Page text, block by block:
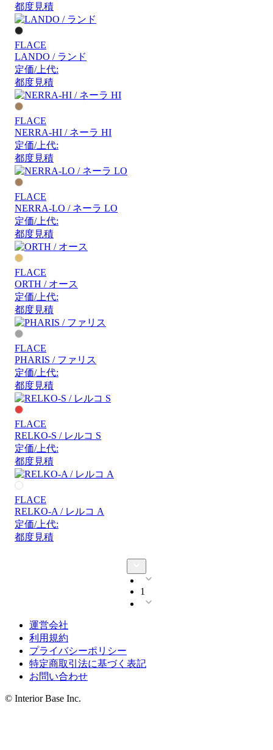
都度見積
FLACE
LANDO / ランド
定価/上代:
都度見積
FLACE
NERRA-HI / ネーラ HI
定価/上代:
都度見積
FLACE
NERRA-LO / ネーラ LO
定価/上代:
都度見積
FLACE
ORTH / オース
定価/上代:
都度見積
FLACE
PHARIS / ファリス
定価/上代:
都度見積
FLACE
RELKO-S / レルコ S
定価/上代:
都度見積
FLACE
RELKO-A / レルコ A
定価/上代:
都度見積
1
運営会社
利用規約
プライバシーポリシー
特定商取引法に基づく表記
お問い合わせ
© Interior Base Inc.